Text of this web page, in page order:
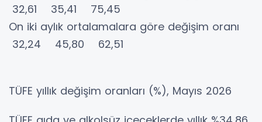
32,61 35,41 75,45
On iki aylık ortalamalara göre değişim oranı
32,24 45,80 62,51
TÜFE yıllık değişim oranları (%), Mayıs 2026